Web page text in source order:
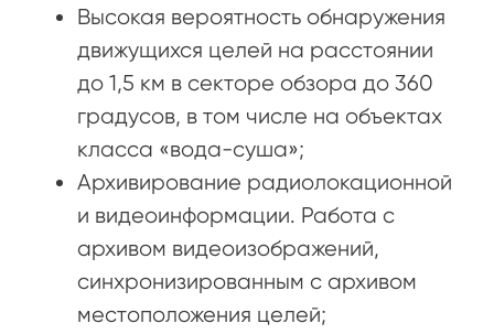
Высокая вероятность обнаружения
движущихся целей на расстоянии
до 1,5 км в секторе обзора до 360
градусов, в том числе на объектах
класса «вода-суша»;
Архивирование радиолокационной
и видеоинформации. Работа с
архивом видеоизображений,
синхронизированным с архивом
местоположения целей;